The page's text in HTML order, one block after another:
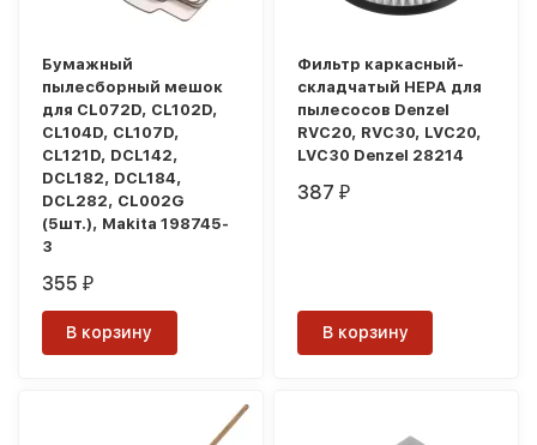
Бумажный
пылесборный мешок
для CL072D, CL102D,
CL104D, CL107D,
CL121D, DCL142,
DCL182, DCL184,
DCL282, CL002G
(5шт.), Makita 198745-
3
355₽
В корзину
Фильтр каркасный-
складчатый HEPA для
пылесосов Denzel
RVC20, RVC30, LVC20,
LVC30 Denzel 28214
387₽
В корзину